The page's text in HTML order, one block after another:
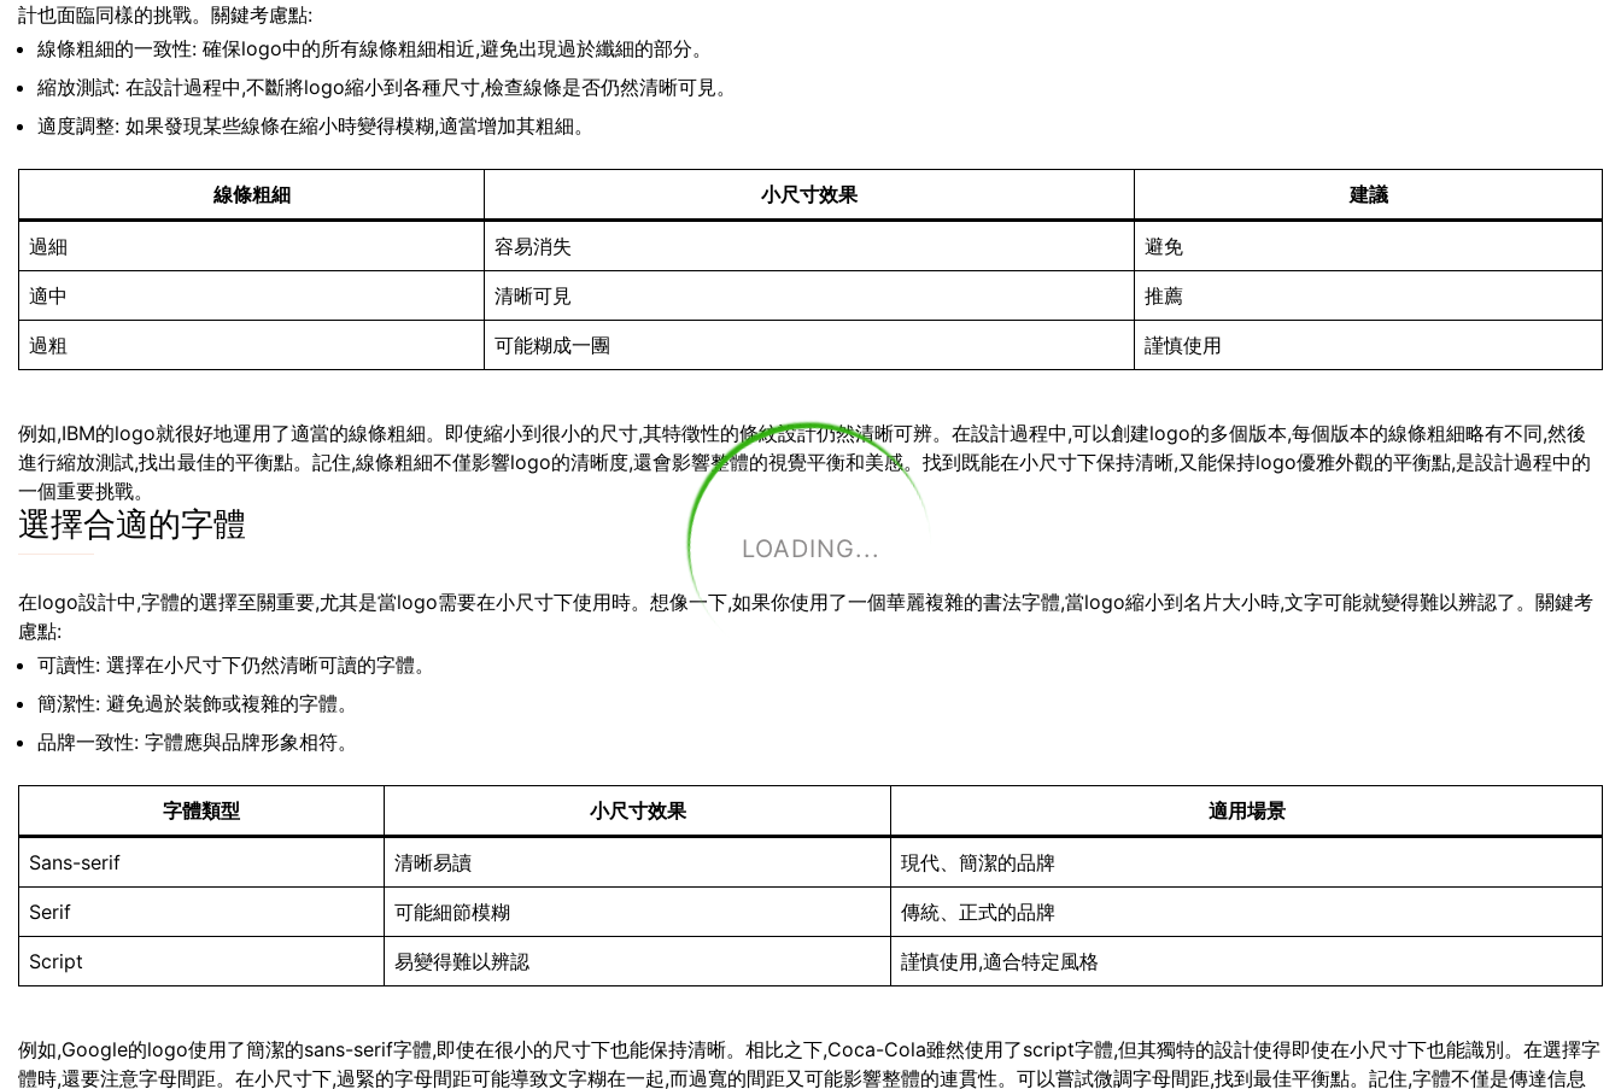
LOADING...
計也面臨同樣的挑戰。關鍵考慮點:
線條粗細的一致性: 確保logo中的所有線條粗細相近,避免出現過於纖細的部分。
縮放測試: 在設計過程中,不斷將logo縮小到各種尺寸,檢查線條是否仍然清晰可見。
適度調整: 如果發現某些線條在縮小時變得模糊,適當增加其粗細。
線條粗細 小尺寸效果 建議
過細 容易消失 避免
適中 清晰可見 推薦
過粗 可能糊成一團 謹慎使用
例如,IBM的logo就很好地運用了適當的線條粗細。即使縮小到很小的尺寸,其特徵性的條紋設計仍然清晰可辨。在設計過程中,可以創建logo的多個版本,每個版本的線條粗細略有不同,然後
進行縮放測試,找出最佳的平衡點。記住,線條粗細不僅影響logo的清晰度,還會影響整體的視覺平衡和美感。找到既能在小尺寸下保持清晰,又能保持logo優雅外觀的平衡點,是設計過程中的
一個重要挑戰。
選擇合適的字體
在logo設計中,字體的選擇至關重要,尤其是當logo需要在小尺寸下使用時。想像一下,如果你使用了一個華麗複雜的書法字體,當logo縮小到名片大小時,文字可能就變得難以辨認了。關鍵考
慮點:
可讀性: 選擇在小尺寸下仍然清晰可讀的字體。
簡潔性: 避免過於裝飾或複雜的字體。
品牌一致性: 字體應與品牌形象相符。
字體類型 小尺寸效果 適用場景
Sans-serif 清晰易讀 現代、簡潔的品牌
Serif 可能細節模糊 傳統、正式的品牌
Script 易變得難以辨認 謹慎使用,適合特定風格
例如,Google的logo使用了簡潔的sans-serif字體,即使在很小的尺寸下也能保持清晰。相比之下,Coca-Cola雖然使用了script字體,但其獨特的設計使得即使在小尺寸下也能識別。在選擇字
體時,還要注意字母間距。在小尺寸下,過緊的字母間距可能導致文字糊在一起,而過寬的間距又可能影響整體的連貫性。可以嘗試微調字母間距,找到最佳平衡點。記住,字體不僅是傳達信息